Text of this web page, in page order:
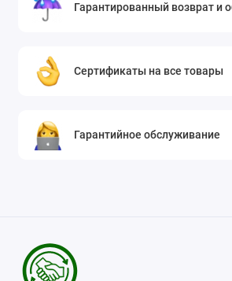
Гарантированный возврат и
Сертификаты на все товары
Гарантийное обслуживание